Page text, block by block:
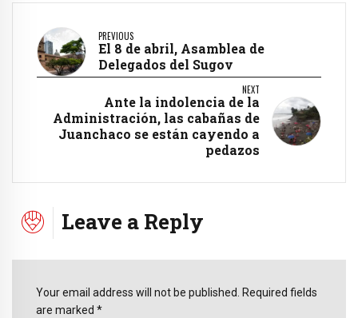
PREVIOUS
El 8 de abril, Asamblea de
Delegados del Sugov
NEXT
Ante la indolencia de la
Administración, las cabañas de
Juanchaco se están cayendo a
pedazos
Leave a Reply
Your email address will not be published. Required fields
are marked *